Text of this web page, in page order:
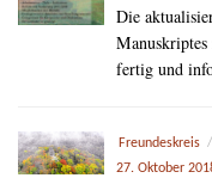
Die
fertig und
Freundeskreis /
27. Oktober